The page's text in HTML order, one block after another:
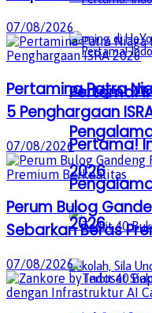
Pertama!
2026
Pertama!
2026
07/08/2026
Pertamina Patra
5 Penghargaan
07/08/2026
Perum Bulog
Sebarkan Beras
07/08/2026